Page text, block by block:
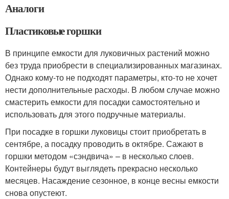
Аналоги
Пластиковые горшки
В принципе емкости для луковичных растений можно
без труда приобрести в специализированных магазинах.
Однако кому-то не подходят параметры, кто-то не хочет
нести дополнительные расходы. В любом случае можно
смастерить емкости для посадки самостоятельно и
использовать для этого подручные материалы.
При посадке в горшки луковицы стоит приобретать в
сентябре, а посадку проводить в октябре. Сажают в
горшки методом «сэндвича» – в несколько слоев.
Контейнеры будут выглядеть прекрасно несколько
месяцев. Насаждение сезонное, в конце весны емкости
снова опустеют.